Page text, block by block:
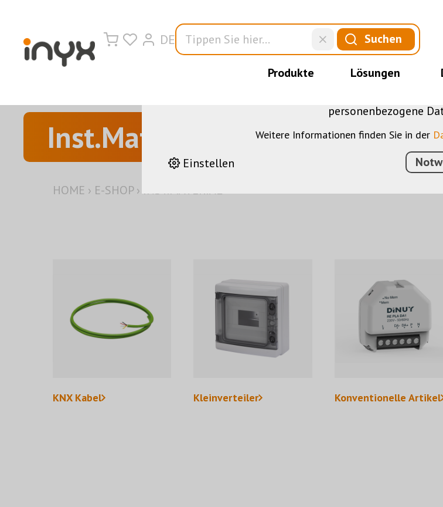
DE Suchen
Produkte Lösungen
Inst.Material
HOME › E-SHOP › INST.MATERIAL
KNX Kabel Kleinverteiler Konventionelle Artikel
DIESE WEBSITE VERWENDET
Wir nutzen auf unserer Website verschiedene
korrekten Betrieb der Website, andere ermöglichen
andere helfen uns dabei, die Nutzenden besser zu
personenbezogene
Weitere Informationen finden Sie in der
Einstellen